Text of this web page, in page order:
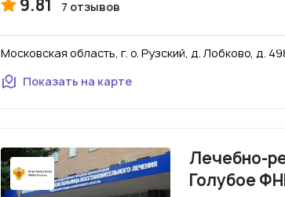
9.81 7 отзывов
Московская область, г. о. Рузский, д. Лобково, д.
Показать на карте
Лечебно-
Голубое